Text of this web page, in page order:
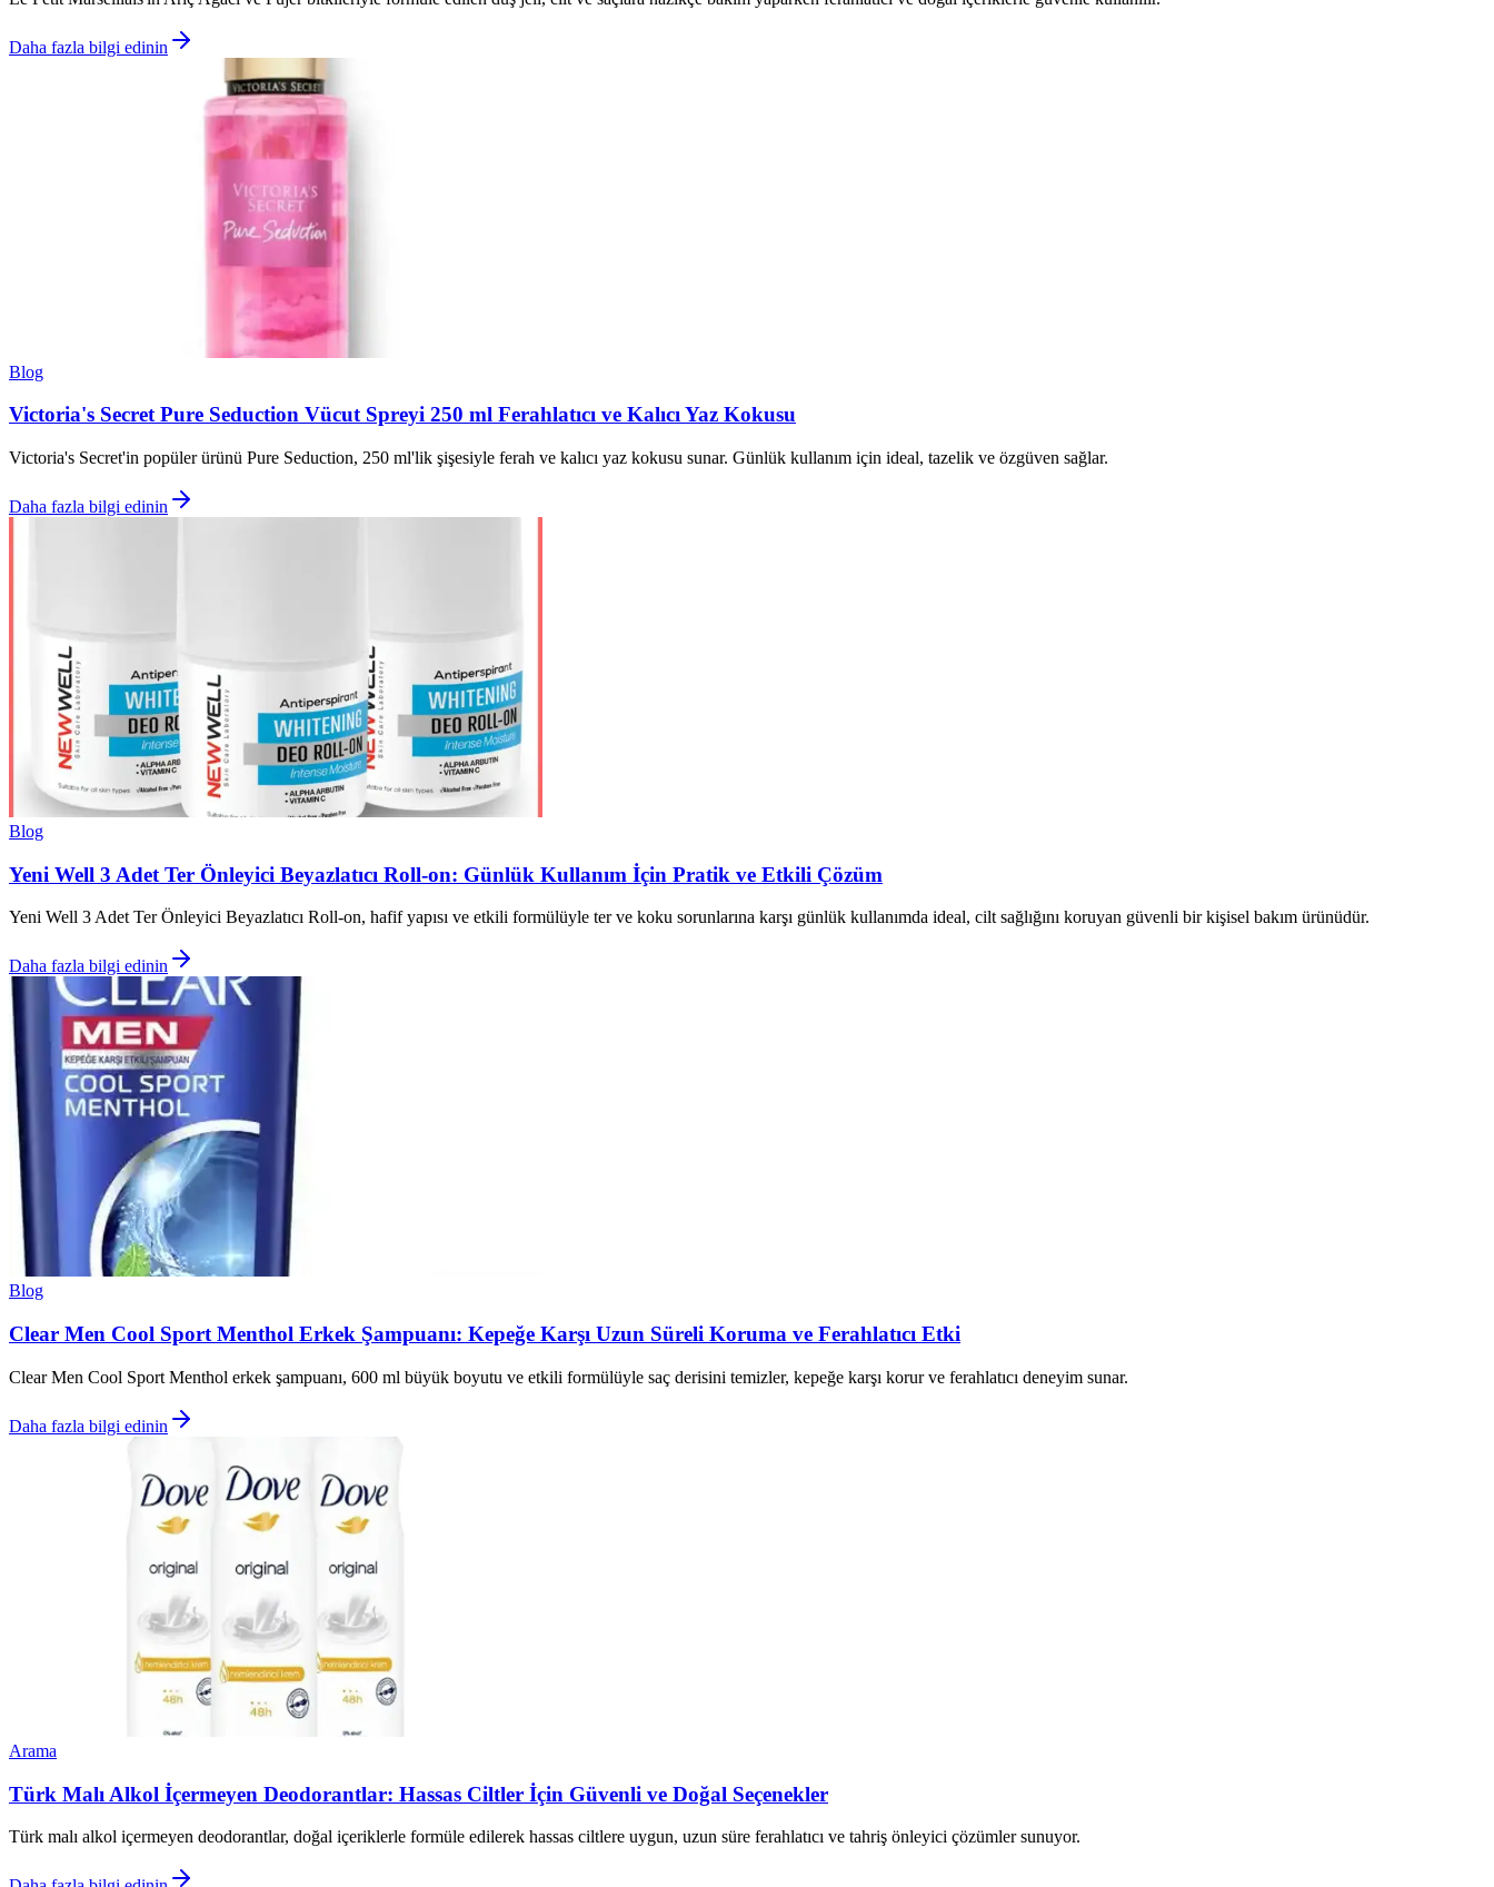
Daha fazla bilgi edinin
Blog
Victoria's Secret Pure Seduction Vücut Spreyi 250 ml Ferahlatıcı ve Kalıcı Yaz Kokusu
Victoria's Secret'in popüler ürünü Pure Seduction, 250 ml'lik şişesiyle ferah ve kalıcı yaz kokusu sunar. Günlük kullanım için ideal, tazelik ve özgüven sağlar.
Daha fazla bilgi edinin
Blog
Yeni Well 3 Adet Ter Önleyici Beyazlatıcı Roll-on: Günlük Kullanım İçin Pratik ve Etkili Çözüm
Yeni Well 3 Adet Ter Önleyici Beyazlatıcı Roll-on, hafif yapısı ve etkili formülüyle ter ve koku sorunlarına karşı günlük kullanımda ideal, cilt sağlığını koruyan güvenli bir kişisel bakım ürünüdür.
Daha fazla bilgi edinin
Blog
Clear Men Cool Sport Menthol Erkek Şampuanı: Kepeğe Karşı Uzun Süreli Koruma ve Ferahlatıcı Etki
Clear Men Cool Sport Menthol erkek şampuanı, 600 ml büyük boyutu ve etkili formülüyle saç derisini temizler, kepeğe karşı korur ve ferahlatıcı deneyim sunar.
Daha fazla bilgi edinin
Arama
Türk Malı Alkol İçermeyen Deodorantlar: Hassas Ciltler İçin Güvenli ve Doğal Seçenekler
Türk malı alkol içermeyen deodorantlar, doğal içeriklerle formüle edilerek hassas ciltlere uygun, uzun süre ferahlatıcı ve tahriş önleyici çözümler sunuyor.